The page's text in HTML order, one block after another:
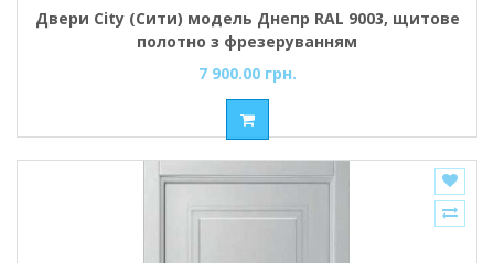
Двери City (Сити) модель Днепр RAL 9003, щитове
полотно з фрезеруванням
7 900.00 грн.